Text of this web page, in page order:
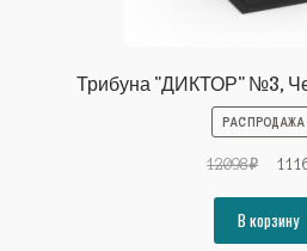
Трибуна "ДИКТОР" №3,
12098₽
В корзину